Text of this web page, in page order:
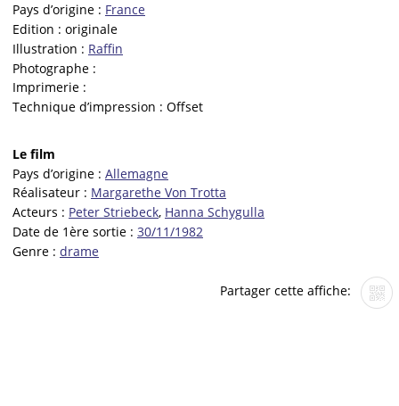
Pays d’origine : France
Edition : originale
Illustration : Raffin
Photographe :
Imprimerie :
Technique d’impression : Offset
Le film
Pays d’origine : Allemagne
Réalisateur : Margarethe Von Trotta
Acteurs : Peter Striebeck, Hanna Schygulla
Date de 1ère sortie : 30/11/1982
Genre : drame
Partager cette affiche: